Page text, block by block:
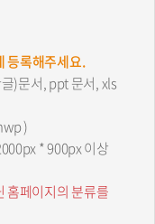
등록해주세요.
)문서, ppt 문서, xls
)
* 900px 이상
홈페이지의 분류를